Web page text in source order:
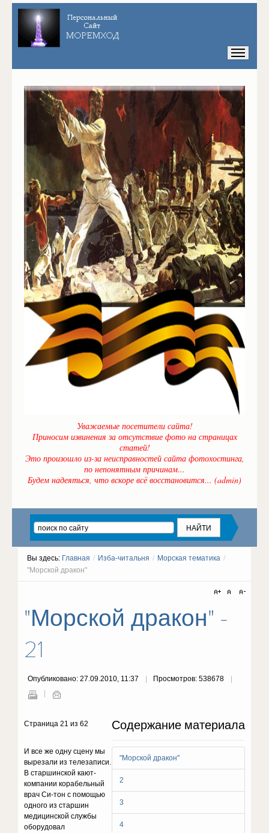
Уважаемые посетители сайта!
Приносим извинения за отсутствие фото на страницах
статей!
Это произошло из-за неисправностей сайта фотохостинга,
по непонятным причинам...
Будем надеяться, что вскоре всё восстановится... (admin)
Вы здесь: Главная / Изба-читальня / Морская тематика /
"Морской дракон"
"Морской дракон" -
21
Опубликовано: 27.09.2010, 11:37 Просмотров: 538678
Содержание материала
"Морской дракон"
2
3
4
Страница 21 из 62
И все же одну сцену мы
вырезали из телезаписи.
В старшинской кают-
компании корабельный
врач Си-тон с помощью
одного из старшин
медицинской службы
оборудовал